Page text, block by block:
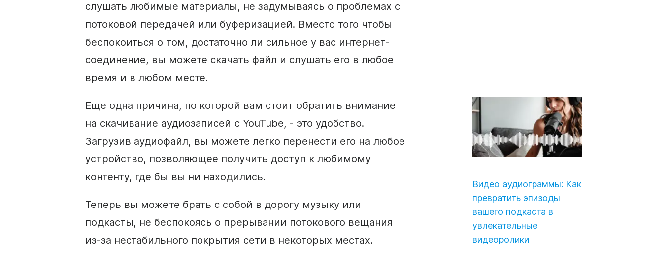
слушать любимые материалы, не задумываясь о проблемах с
потоковой передачей или буферизацией. Вместо того чтобы
беспокоиться о том, достаточно ли сильное у вас интернет-
соединение, вы можете скачать файл и слушать его в любое
время и в любом месте.
Видео аудиограммы: Как
превратить эпизоды
вашего подкаста в
увлекательные
видеоролики
Еще одна причина, по которой вам стоит обратить внимание
на скачивание аудиозаписей с YouTube, - это удобство.
Загрузив аудиофайл, вы можете легко перенести его на любое
устройство, позволяющее получить доступ к любимому
контенту, где бы вы ни находились.
Теперь вы можете брать с собой в дорогу музыку или
подкасты, не беспокоясь о прерывании потокового вещания
из-за нестабильного покрытия сети в некоторых местах.